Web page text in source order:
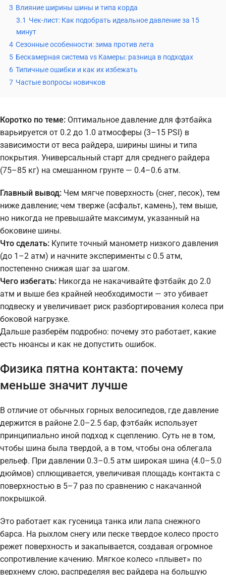
3 Влияние ширины шины и типа корда
3.1 Чек-лист: Как подобрать идеальное давление за 15
минут
4 Сезонные особенности: зима против лета
5 Бескамерная система vs Камеры: разница в подходах
6 Типичные ошибки и как их избежать
7 Частые вопросы новичков
Коротко по теме: Оптимальное давление для фэтбайка
варьируется от 0.2 до 1.0 атмосферы (3–15 PSI) в
зависимости от веса райдера, ширины шины и типа
покрытия. Универсальный старт для среднего райдера
(75–85 кг) на смешанном грунте — 0.4–0.6 атм.
Главный вывод: Чем мягче поверхность (снег, песок), тем
ниже давление; чем тверже (асфальт, камень), тем выше,
но никогда не превышайте максимум, указанный на
боковине шины.
Что сделать: Купите точный манометр низкого давления
(до 1–2 атм) и начните эксперименты с 0.5 атм,
постепенно снижая шаг за шагом.
Чего избегать: Никогда не накачивайте фэтбайк до 2.0
атм и выше без крайней необходимости — это убивает
подвеску и увеличивает риск разбортирования колеса при
боковой нагрузке.
Дальше разберём подробно: почему это работает, какие
есть нюансы и как не допустить ошибок.
Физика пятна контакта: почему
меньше значит лучше
В отличие от обычных горных велосипедов, где давление
держится в районе 2.0–2.5 бар, фэтбайк использует
принципиально иной подход к сцеплению. Суть не в том,
чтобы шина была твердой, а в том, чтобы она облегала
рельеф. При давлении 0.3–0.5 атм широкая шина (4.0–5.0
дюймов) сплющивается, увеличивая площадь контакта с
поверхностью в 5–7 раз по сравнению с накачанной
покрышкой.
Это работает как гусеница танка или лапа снежного
барса. На рыхлом снегу или песке твердое колесо просто
режет поверхность и закапывается, создавая огромное
сопротивление качению. Мягкое колесо «плывет» по
верхнему слою, распределяя вес райдера на большую